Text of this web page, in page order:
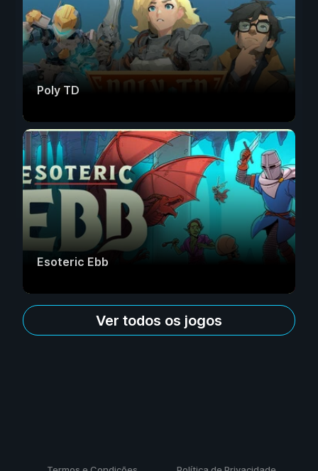
Poly TD
Esoteric Ebb
Ver todos os jogos